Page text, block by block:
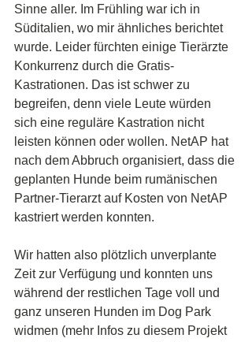
Sinne aller. Im Frühling war ich in
Süditalien, wo mir ähnliches berichtet
wurde. Leider fürchten einige Tierärzte
Konkurrenz durch die Gratis-
Kastrationen. Das ist schwer zu
begreifen, denn viele Leute würden
sich eine reguläre Kastration nicht
leisten können oder wollen. NetAP hat
nach dem Abbruch organisiert, dass die
geplanten Hunde beim rumänischen
Partner-Tierarzt auf Kosten von NetAP
kastriert werden konnten.
Wir hatten also plötzlich unverplante
Zeit zur Verfügung und konnten uns
während der restlichen Tage voll und
ganz unseren Hunden im Dog Park
widmen (mehr Infos zu diesem Projekt